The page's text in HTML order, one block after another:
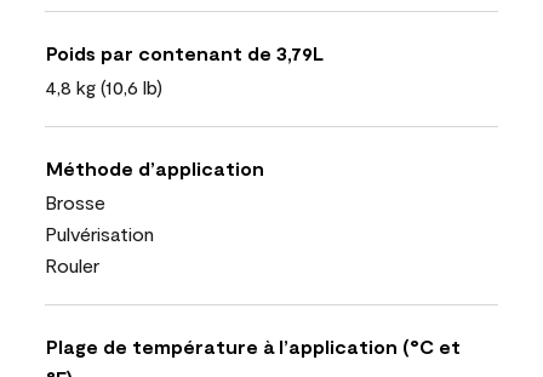
Poids par contenant de 3,79L
4,8 kg (10,6 lb)
Méthode d’application
Brosse
Pulvérisation
Rouler
Plage de température à l’application (°C et